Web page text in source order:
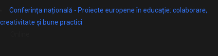
Conferința națională - Proiecte europene în educație: colaborare,
creativitate și bune practici